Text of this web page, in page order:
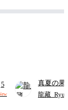
5
真夏の
ターズ
龍藏